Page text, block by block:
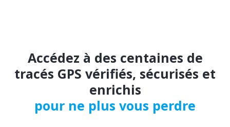
Accédez à des centaines de
tracés GPS vérifiés, sécurisés et
enrichis
pour ne plus vous perdre